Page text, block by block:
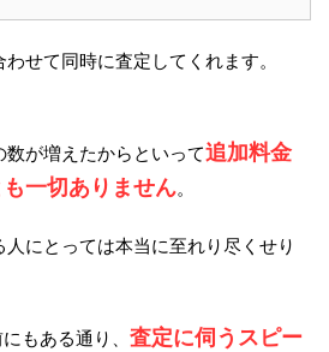
せて同時に査定してくれます。
が増えたからといって追加料金
一切ありません。
にとっては本当に至れり尽くせり
もある通り、 査定に伺うスピー